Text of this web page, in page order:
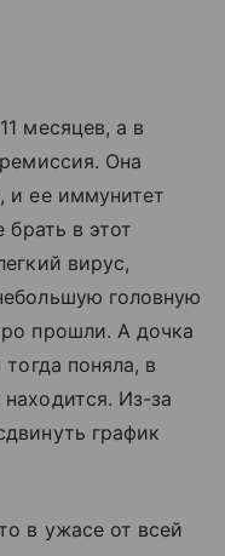
месяцев, а в
Она
и ее иммунитет
брать в этот
вирус,
головную
прошли. А дочка
поняла, в
Из-за
график
в ужасе от всей